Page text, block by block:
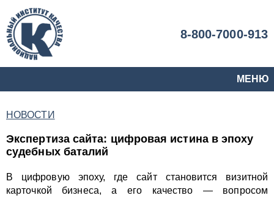
8-800-7000-913
МЕНЮ
НОВОСТИ
Экспертиза сайта: цифровая истина в эпоху
судебных баталий
В цифровую эпоху, где сайт становится визитной
карточкой бизнеса, а его качество — вопросом